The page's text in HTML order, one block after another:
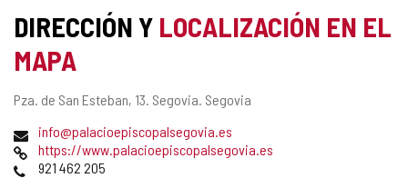
DIRECCIÓN Y LOCALIZACIÓN EN EL
MAPA
Dirección
Pza. de San Esteban, 13. Segovia. Segovia
Dirección
de
correo
info@palacioepiscopalsegovia.es
a
Página
Web
https://www.palacioepiscopalsegovia.es
Teléfonos
921 462 205